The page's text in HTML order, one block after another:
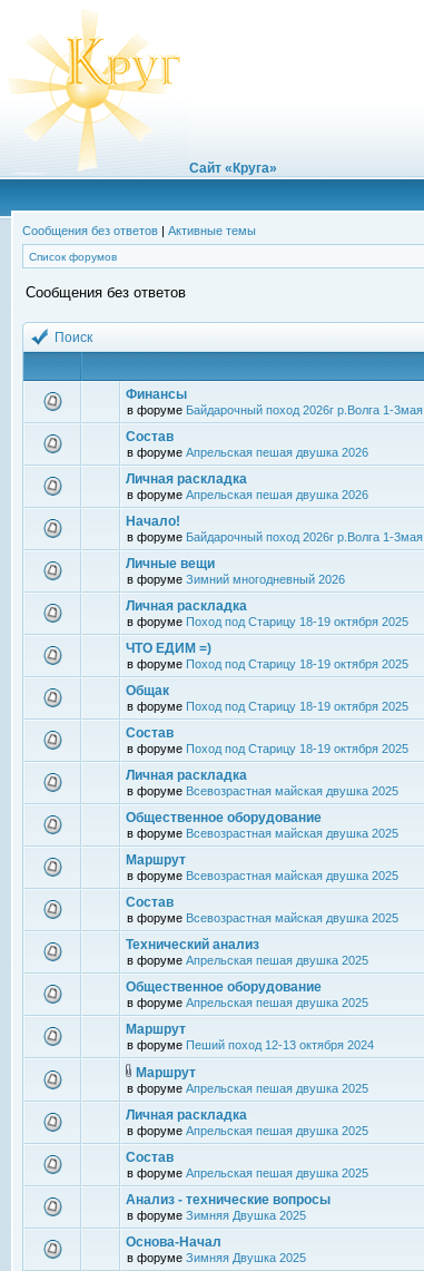
Сайт «Круга»
Сообщения без ответов | Активные темы
Список форумов
Сообщения без ответов
Поиск
Финансы
в форуме Байдарочный поход 2026г р.Волга 1-3мая
Состав
в форуме Апрельская пешая двушка 2026
Личная раскладка
в форуме Апрельская пешая двушка 2026
Начало!
в форуме Байдарочный поход 2026г р.Волга 1-3мая
Личные вещи
в форуме Зимний многодневный 2026
Личная раскладка
в форуме Поход под Старицу 18-19 октября 2025
ЧТО ЕДИМ =)
в форуме Поход под Старицу 18-19 октября 2025
Общак
в форуме Поход под Старицу 18-19 октября 2025
Состав
в форуме Поход под Старицу 18-19 октября 2025
Личная раскладка
в форуме Всевозрастная майская двушка 2025
Общественное оборудование
в форуме Всевозрастная майская двушка 2025
Маршрут
в форуме Всевозрастная майская двушка 2025
Состав
в форуме Всевозрастная майская двушка 2025
Технический анализ
в форуме Апрельская пешая двушка 2025
Общественное оборудование
в форуме Апрельская пешая двушка 2025
Маршрут
в форуме Пеший поход 12-13 октября 2024
Маршрут
в форуме Апрельская пешая двушка 2025
Личная раскладка
в форуме Апрельская пешая двушка 2025
Состав
в форуме Апрельская пешая двушка 2025
Анализ - технические вопросы
в форуме Зимняя Двушка 2025
Основа-Начал
в форуме Зимняя Двушка 2025